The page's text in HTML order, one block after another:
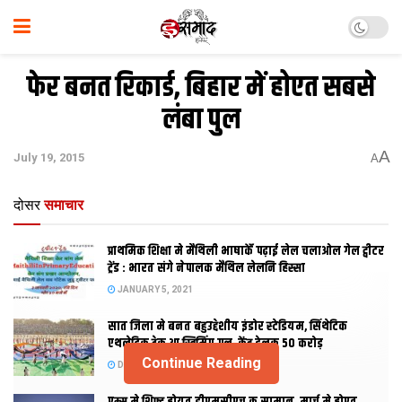
फेर बनत रिकार्ड, बिहार में होएत सबसे
लंबा पुल
July 19, 2015 AA
दोसर समाचार
प्राथमिक शि‍क्षा मे मैथि‍ली भाषाकेँ पढ़ाई लेल चलाओल गेल ट्वीटर
ट्रेंड : भारत संगे नेपालक मैथिल लेलनि हिस्सा
JANUARY 5, 2021
सात जिला मे बनत बहुउद्देशीय इंडोर स्‍टेडि‍यम, सिंथेटिक
एथलेटिक ट्रेक आ स्विमिंग पुल, केंद्र देलक 50 करोड़
DECEMBER 26, 2020
Continue Reading